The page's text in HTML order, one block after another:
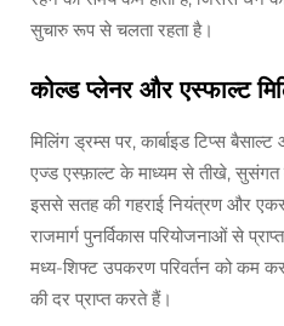
सुचारु रूप से चलता रहता है।
कोल्ड प्लेनर और एस्फाल्ट
मिलिंग ड्रम्स पर, कार्बाइड टिप्स
एज्ड एस्फ़ाल्ट के माध्यम से तीखे, सुसंगत
इससे सतह की गहराई नियंत्रण और
राजमार्ग पुनर्विकास परियोजनाओं से
मध्य-शिफ्ट उपकरण परिवर्तन को कम
की दर प्राप्त करते हैं।